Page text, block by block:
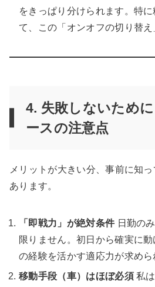
をきっぱり分けられます。特
て、この「オンオフの切り替え
4. 失敗しないため
ースの注意点
メリットが大きい分、事前に知
あります。
「即戦力」が絶対条件日勤の
限りません。初日から確実に
の経験を活かす適応力が求めら
移動手段（車）はほぼ必須私